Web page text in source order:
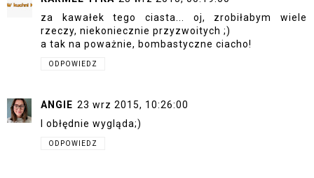
za kawałek tego ciasta... oj, zrobiłabym wiele
rzeczy, niekoniecznie przyzwoitych ;)
a tak na poważnie, bombastyczne ciacho!
ODPOWIEDZ
ANGIE 23 wrz 2015, 10:26:00
I obłędnie wygląda;)
ODPOWIEDZ